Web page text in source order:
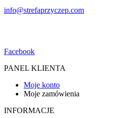
info@strefaprzyczep.com
Facebook
PANEL KLIENTA
Moje konto
Moje zamówienia
INFORMACJE